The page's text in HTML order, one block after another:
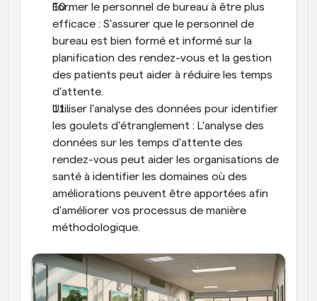
Former le personnel de bureau à être plus
efficace : S'assurer que le personnel de
bureau est bien formé et informé sur la
planification des rendez-vous et la gestion
des patients peut aider à réduire les temps
d'attente.
Utiliser l'analyse des données pour identifier
les goulets d'étranglement : L'analyse des
données sur les temps d'attente des
rendez-vous peut aider les organisations de
santé à identifier les domaines où des
améliorations peuvent être apportées afin
d'améliorer vos processus de manière
méthodologique.